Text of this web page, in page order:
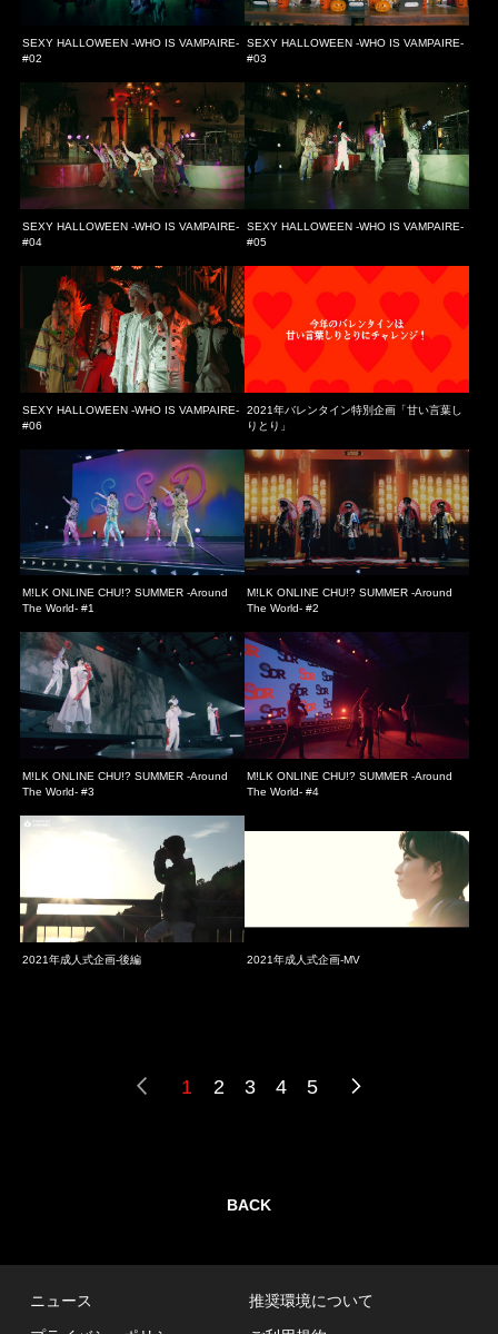
SEXY HALLOWEEN -WHO IS VAMPAIRE-
#02
SEXY HALLOWEEN -WHO IS VAMPAIRE-
#03
SEXY HALLOWEEN -WHO IS VAMPAIRE-
#04
SEXY HALLOWEEN -WHO IS VAMPAIRE-
#05
SEXY HALLOWEEN -WHO IS VAMPAIRE-
#06
2021年バレンタイン特別企画「甘い言葉し
りとり」
M!LK ONLINE CHU!? SUMMER -Around
The World- #1
M!LK ONLINE CHU!? SUMMER -Around
The World- #2
M!LK ONLINE CHU!? SUMMER -Around
The World- #3
M!LK ONLINE CHU!? SUMMER -Around
The World- #4
2021年成人式企画-後編 2021年成人式企画-MV
1 2 3 4 5
BACK
ニュース
推奨環境について